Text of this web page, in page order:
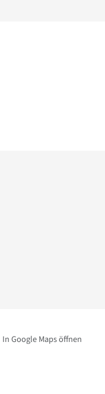
In Google Maps öffnen